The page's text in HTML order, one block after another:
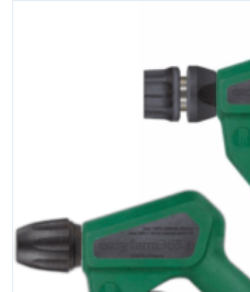
op
de
productpagina